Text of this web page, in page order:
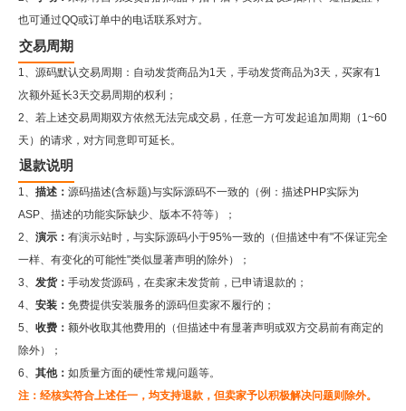
也可通过QQ或订单中的电话联系对方。
交易周期
1、源码默认交易周期：自动发货商品为1天，手动发货商品为3天，买家有1
次额外延长3天交易周期的权利；
2、若上述交易周期双方依然无法完成交易，任意一方可发起追加周期（1~60
天）的请求，对方同意即可延长。
退款说明
1、 描述： 源码描述(含标题)与实际源码不一致的（例：描述PHP实际为
ASP、描述的功能实际缺少、版本不符等）；
2、 演示： 有演示站时，与实际源码小于95%一致的（但描述中有"不保证完全
一样、有变化的可能性"类似显著声明的除外）；
3、 发货： 手动发货源码，在卖家未发货前，已申请退款的；
4、 安装： 免费提供安装服务的源码但卖家不履行的；
5、 收费： 额外收取其他费用的（但描述中有显著声明或双方交易前有商定的
除外）；
6、 其他： 如质量方面的硬性常规问题等。
注：经核实符合上述任一，均支持退款，但卖家予以积极解决问题则除外。